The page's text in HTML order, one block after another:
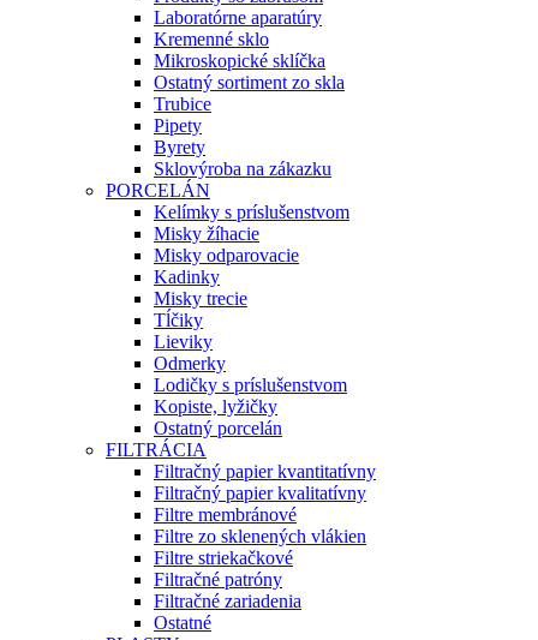
Laboratórne aparatúry
Kremenné sklo
Mikroskopické sklíčka
Ostatný sortiment zo skla
Trubice
Pipety
Byrety
Sklovýroba na zákazku
PORCELÁN
Kelímky s príslušenstvom
Misky žíhacie
Misky odparovacie
Kadinky
Misky trecie
Tĺčiky
Lieviky
Odmerky
Lodičky s príslušenstvom
Kopiste, lyžičky
Ostatný porcelán
FILTRÁCIA
Filtračný papier kvantitatívny
Filtračný papier kvalitatívny
Filtre membránové
Filtre zo sklenených vlákien
Filtre striekačkové
Filtračné patróny
Filtračné zariadenia
Ostatné